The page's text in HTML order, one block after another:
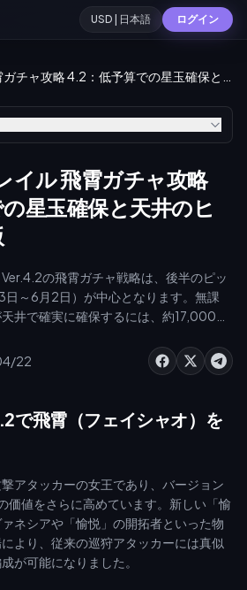
USD | 日本語 ログイン
イル 飛霄ガチャ攻略
星玉確保と天井のヒ
Ver.4.2の飛霄ガチャ戦略は、後半のピッ
～6月2日）が中心となります。無課
井で確実に確保するには、約17,000個
加攻撃のシナジーを活かしましょう。
セットを装備し、会心率70%以上、会
22
で飛霄（フェイシャオ）を
アタッカーの女王であり、バージョン
価値をさらに高めています。新しい「愉
ネシアや「愉悦」の開拓者といった物
より、従来の巡狩アタッカーには真似
が可能になりました。